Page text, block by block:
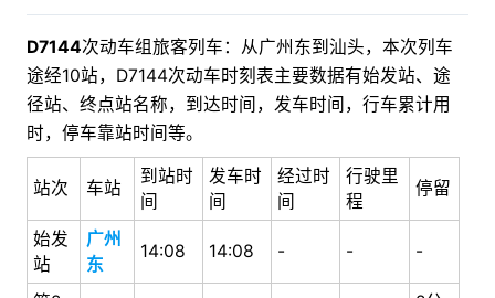
D7144次动车组旅客列车：从广州东到汕头，本次列车
途经10站，D7144次动车时刻表主要数据有始发站、途
径站、终点站名称，到达时间，发车时间，行车累计用
时，停车靠站时间等。
站次 车站
到站时
间
发车时
间
经过时
间
行驶里
程
停留
始发
站
广州
东
14:08 14:08 - - -